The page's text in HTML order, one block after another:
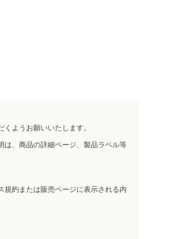
ようお願いいたします。
は、商品の詳細ページ、製品ラベル等
規約または販売ページに表示される内